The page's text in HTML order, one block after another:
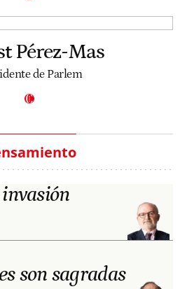
Pérez-Mas
de Parlem
son sagradas